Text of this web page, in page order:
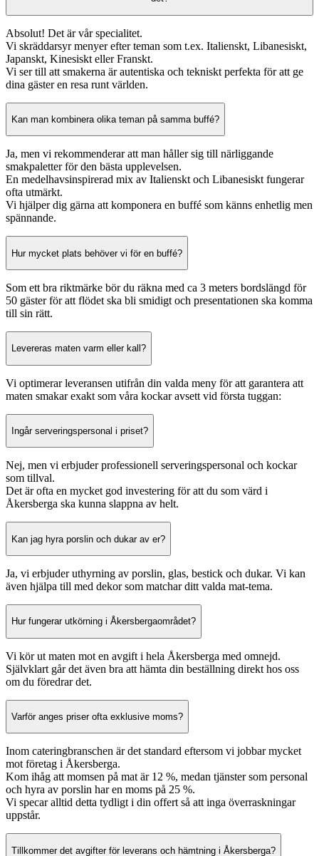
Absolut! Det är vår specialitet.
Vi skräddarsyr menyer efter teman som t.ex. Italienskt, Libanesiskt,
Japanskt, Kinesiskt eller Franskt.
Vi ser till att smakerna är autentiska och tekniskt perfekta för att ge
dina gäster en resa runt världen.
Kan man kombinera olika teman på samma buffé?
Ja, men vi rekommenderar att man håller sig till närliggande
smakpaletter för den bästa upplevelsen.
En medelhavsinspirerad mix av Italienskt och Libanesiskt fungerar
ofta utmärkt.
Vi hjälper dig gärna att komponera en buffé som känns enhetlig men
spännande.
Hur mycket plats behöver vi för en buffé?
Som ett bra riktmärke bör du räkna med ca 3 meters bordslängd för
50 gäster för att flödet ska bli smidigt och presentationen ska komma
till sin rätt.
Levereras maten varm eller kall?
Vi optimerar leveransen utifrån din valda meny för att garantera att
maten smakar exakt som våra kockar avsett vid första tuggan:
Ingår serveringspersonal i priset?
Nej, men vi erbjuder professionell serveringspersonal och kockar
som tillval.
Det är ofta en mycket god investering för att du som värd i
Åkersberga ska kunna slappna av helt.
Kan jag hyra porslin och dukar av er?
Ja, vi erbjuder uthyrning av porslin, glas, bestick och dukar. Vi kan
även hjälpa till med dekor som matchar ditt valda mat-tema.
Hur fungerar utkörning i Åkersbergaområdet?
Vi kör ut maten mot en avgift i hela Åkersberga med omnejd.
Självklart går det även bra att hämta din beställning direkt hos oss
om du föredrar det.
Varför anges priser ofta exklusive moms?
Inom cateringbranschen är det standard eftersom vi jobbar mycket
mot företag i Åkersberga.
Kom ihåg att momsen på mat är 12 %, medan tjänster som personal
och hyra av porslin har en moms på 25 %.
Vi specar alltid detta tydligt i din offert så att inga överraskningar
uppstår.
Tillkommer det avgifter för leverans och hämtning i Åkersberga?